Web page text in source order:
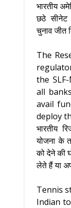
भारतीय
छठे सीनेट
चुनाव जीत
The
the
all
avail
deploy
भारतीय
योजना के
को देने की
लेते हैं या
Tennis
Indian